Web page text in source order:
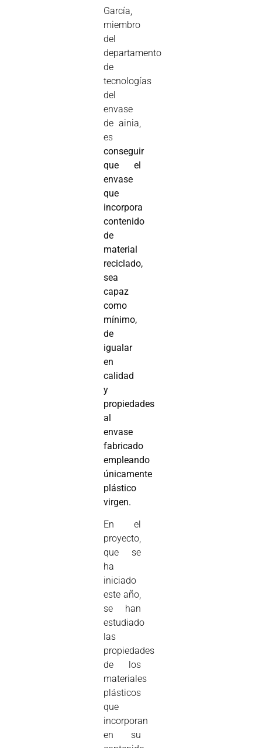
García,
miembro
del
departamento
de
tecnologías
del
envase
de ainia,
es
conseguir
que el
envase
que
incorpora
contenido
de
material
reciclado,
sea
capaz
como
mínimo,
de
igualar
en
calidad
y
propiedades
al
envase
fabricado
empleando
únicamente
plástico
virgen.
En el
proyecto,
que se
ha
iniciado
este año,
se han
estudiado
las
propiedades
de los
materiales
plásticos
que
incorporan
en su